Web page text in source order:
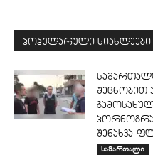
პოპულარული სიახლეები
შეცნობით
შენახვა-
სამართალი